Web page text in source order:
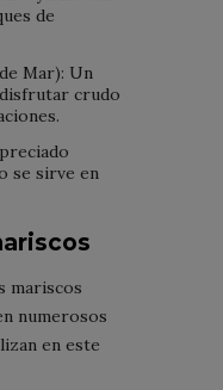
de
Mar): Un
crudo
se sirve en
mariscos
numerosos
en este